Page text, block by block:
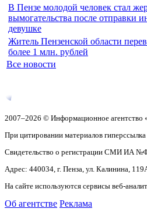
В Пензе молодой человек стал
вымогательства после отправки
девушке
Житель Пензенской области
более 1 млн. рублей
Все новости
2007–2026 © Информационное агентство
При цитировании материалов гиперссылка
Свидетельство о регистрации СМИ ИА
Адрес: 440034, г. Пенза, ул. Калинина,
На сайте используются сервисы веб-
Об агентстве Реклама